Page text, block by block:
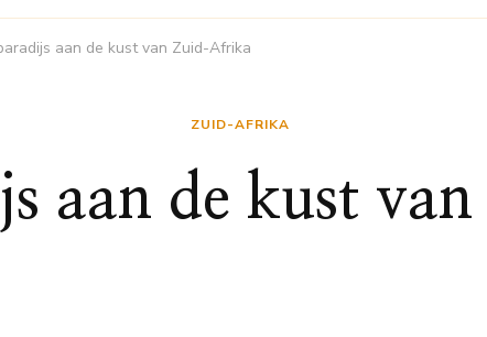
aan de kust van Zuid-Afrika
ZUID-AFRIKA
aan de kust